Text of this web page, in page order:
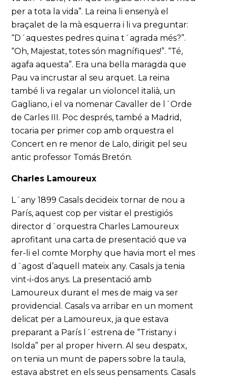
per a tota la vida”. La reina li ensenyà el
braçalet de la mà esquerra i li va preguntar:
“D´aquestes pedres quina t´agrada més?”.
“Oh, Majestat, totes són magnífiques!”. “Té,
agafa aquesta”. Era una bella maragda que
Pau va incrustar al seu arquet. La reina
també li va regalar un violoncel italià, un
Gagliano, i el va nomenar Cavaller de l´Orde
de Carles III. Poc després, també a Madrid,
tocaria per primer cop amb orquestra el
Concert en re menor de Lalo, dirigit pel seu
antic professor Tomás Bretón.
Charles Lamoureux
L´any 1899 Casals decideix tornar de nou a
París, aquest cop per visitar el prestigiós
director d´orquestra Charles Lamoureux
aprofitant una carta de presentació que va
fer-li el comte Morphy que havia mort el mes
d´agost d’aquell mateix any. Casals ja tenia
vint-i-dos anys. La presentació amb
Lamoureux durant el mes de maig va ser
providencial. Casals va arribar en un moment
delicat per a Lamoureux, ja que estava
preparant a París l´estrena de “Tristany i
Isolda” per al proper hivern. Al seu despatx,
on tenia un munt de papers sobre la taula,
estava abstret en els seus pensaments. Casals